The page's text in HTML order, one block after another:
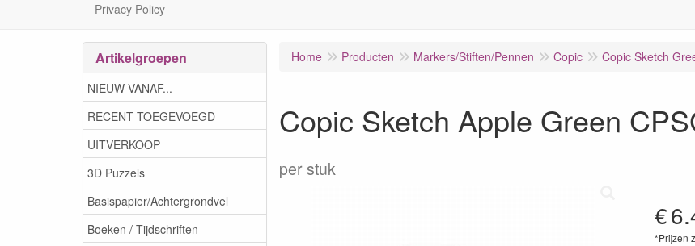
Privacy Policy
Artikelgroepen
NIEUW VANAF...
RECENT TOEGEVOEGD
UITVERKOOP
3D Puzzels
Basispapier/Achtergrondvel
Boeken / Tijdschriften
Home Producten Markers/Stiften/Pennen Copic Copic Sketch
Copic Sketch Apple Green
per stuk
€
*Prijzen